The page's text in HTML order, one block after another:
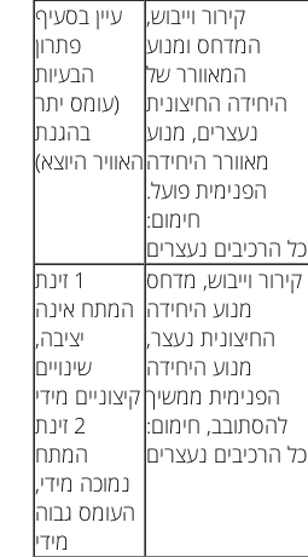
קירור וייבוש,
המדחס ומנוע
המאוורר של
היחידה החיצונית
נעצרים, מנוע
מאוורר היחידה
הפנימית פועל.
חימום:
כל הרכיבים נעצרים
עיין בסעיף
פתרון
הבעיות
(עומס יתר
בהגנת
האוויר היוצא)
קירור וייבוש, מדחס
מנוע היחידה
החיצונית נעצר,
מנוע היחידה
הפנימית ממשיך
להסתובב, חימום:
כל הרכיבים נעצרים
1 זינת
המתח אינה
יציבה,
שינויים
קיצוניים מידי
2 זינת
המתח
נמוכה מידי,
העומס גבוה
מידי